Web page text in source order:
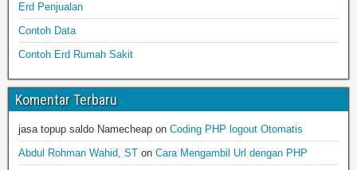
Erd Penjualan
Contoh Data
Contoh Erd Rumah Sakit
Komentar Terbaru
jasa topup saldo Namecheap on Coding PHP logout Otomatis
Abdul Rohman Wahid, ST on Cara Mengambil Url dengan PHP